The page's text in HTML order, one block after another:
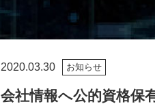
2020.03.30 お知らせ
会社情報へ公的資格保